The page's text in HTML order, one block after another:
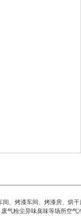
、烤漆车间、烤漆房、烘
气粉尘异味臭味等场所空